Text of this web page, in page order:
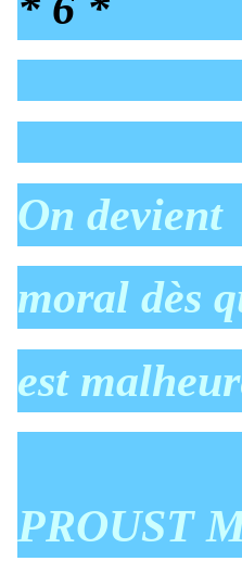
On devient
moral dès
est
PROUST